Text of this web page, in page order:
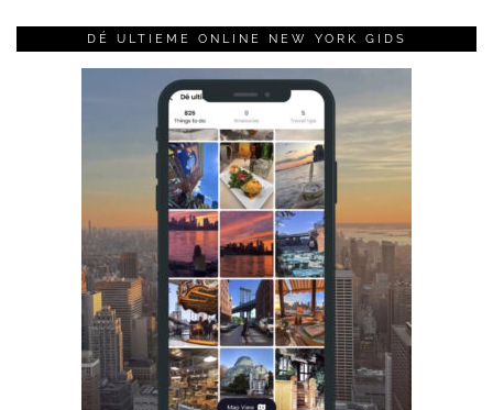
DÉ ULTIEME ONLINE NEW YORK GIDS